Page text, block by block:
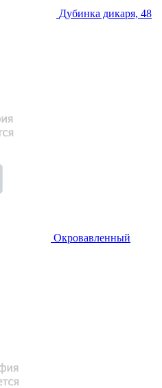
Дубинка дикаря, 48
Окровавленный